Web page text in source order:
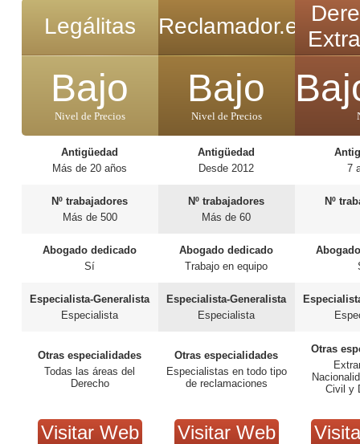
Legálitas
Bajo
Nivel de Precios
Antigüedad
Más de 20 años
Nº trabajadores
Más de 500
Abogado dedicado
Sí
Especialista-Generalista
Especialista
Otras especialidades
Todas las áreas del
Derecho
Visitar Web
Reclamador.es
Bajo
Nivel de Precios
Antigüedad
Desde 2012
Nº trabajadores
Más de 60
Abogado dedicado
Trabajo en equipo
Especialista-Generalista
Especialista
Otras especialidades
Especialistas en todo tipo
de reclamaciones
Visitar Web
7
Nº
Otras
Civil y